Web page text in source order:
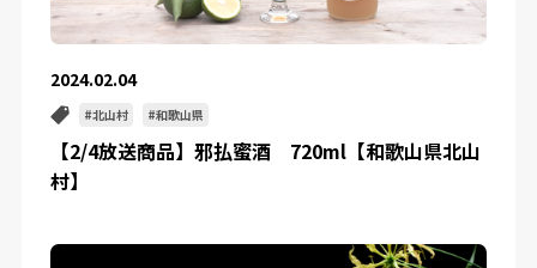
2024.02.04
北山村 和歌山県
【2/4放送商品】邪払蜜酒 720ml【和歌山県北山
村】